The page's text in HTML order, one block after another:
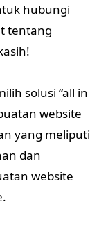
hubungi
tentang
solusi “all in
website
yang meliputi
dan
website